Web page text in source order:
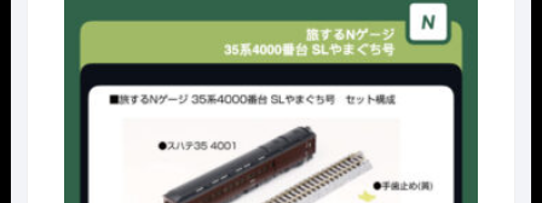
価
¥38,500
し
た。
の
は
で
す。